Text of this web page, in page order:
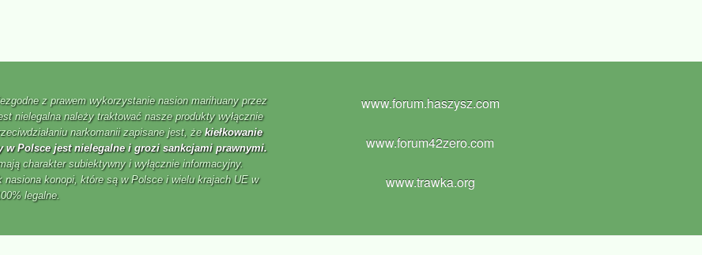
z prawem wykorzystanie nasion marihuany przez
nielegalna należy traktować nasze produkty wyłącznie
narkomanii zapisane jest, żekiełkowanie
w Polsce jest nielegalne i grozi sankcjami prawnymi.
charakter subiektywny i wyłącznie informacyjny.
konopi, które są w Polsce i wielu krajach UE w
legalne.
www.forum.haszysz.com
www.forum42zero.com
www.trawka.org